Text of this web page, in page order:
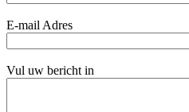
E-mail Adres
Vul uw bericht in